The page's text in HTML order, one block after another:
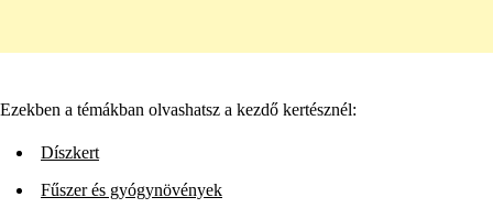
Ezekben a témákban olvashatsz a kezdő kertésznél:
Díszkert
Fűszer és gyógynövények